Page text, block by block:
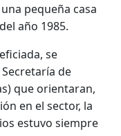
pequeña casa
año 1985.
se
de
que orientaran,
en el sector, la
estuvo siempre